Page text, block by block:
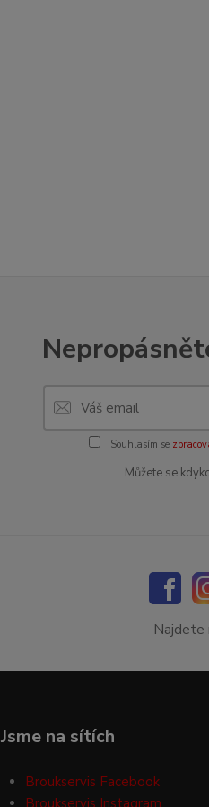
Souhlasím se
Můžete se
Najdete
Jsme na sítích
Broukservis Facebook
Broukservis Instagram